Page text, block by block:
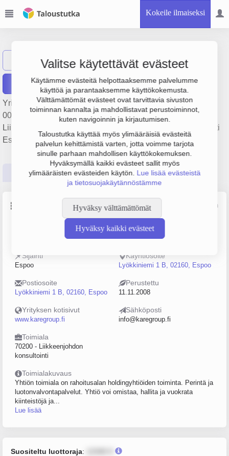
Kokeile ilmaiseksi
Valitse käytettävät evästeet
Käytämme evästeitä helpottaaksemme palvelumme
käyttöä ja parantaaksemme käyttökokemusta.
Välttämättömät evästeet ovat tarvittavia sivuston
toiminnan kannalta ja mahdollistavat perustoiminnot,
kuten navigoinnin ja kirjautumisen.
Taloustutka käyttää myös ylimääräisiä evästeitä
palvelun kehittämistä varten, jotta voimme tarjota
sinulle parhaan mahdollisen käyttökokemuksen.
Hyväksymällä kaikki evästeet sallit myös
ylimääräisten evästeiden käytön. Lue lisää evästeistä
ja tietosuojakäytännöstämme
Hyväksy välttämättömät
Hyväksy kaikki evästeet
Näytä haku KG Kare Group Oy
Raportit
Yrityksen Kare Group Oy liikevaihto on 582 000 €, tulos 55
000 € ja henkilöstömäärä 2. Sen päätoimiala on
Liikkeenjohdon konsultointi, perustamisvuosi 2008 ja sijainti
Espoo. Yrityksen yhtiömuoto Osakeyhtiö (OY).
Perustiedot Tilinpäätösluvut Päättäjätiedot
Lähde: YTJ, PRH, Traficom
Henkilöstömäärä
0–4
Sijainti
Espoo
Käyntiosoite
Lyökkiniemi 1 B, 02160, Espoo
Postiosoite
Lyökkiniemi 1 B, 02160, Espoo
Perustettu
11.11.2008
Yrityksen kotisivut
www.karegroup.fi
Sähköposti
info@karegroup.fi
Toimiala
70200 - Liikkeenjohdon
konsultointi
Toimialakuvaus
Yhtiön toimiala on rahoitusalan holdingyhtiöiden toiminta. Perintä ja
luotonvalvontapalvelut. Yhtiö voi omistaa, hallita ja vuokrata
kiinteistöjä ja...
Lue lisää
Suositeltu luottoraja: